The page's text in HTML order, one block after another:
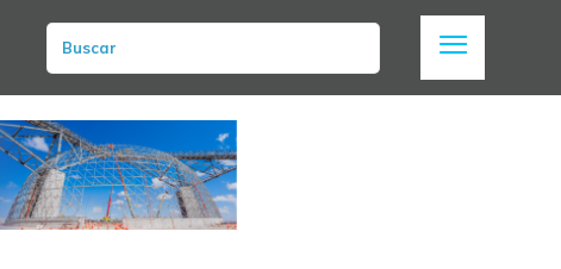
Buscar